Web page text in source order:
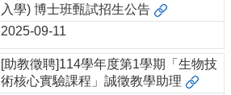
入學) 博士班甄試招生公告
2025-09-11
[助教徵聘]114學年度第1學期「生物技
術核心實驗課程」誠徵教學助理